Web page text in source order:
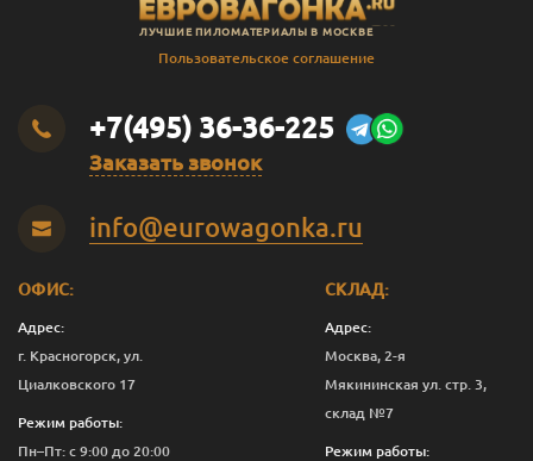
ЛУЧШИЕ ПИЛОМАТЕРИАЛЫ В МОСКВЕ
Пользовательское соглашение
+7(495) 36-36-225
Заказать звонок
info@eurowagonka.ru
ОФИС:
Адрес:
г. Красногорск, ул.
Циалковского 17
Режим работы:
Пн–Пт: с 9:00 до 20:00
СКЛАД:
Адрес:
Москва, 2-я
Мякининская ул. стр. 3,
склад №7
Режим работы: